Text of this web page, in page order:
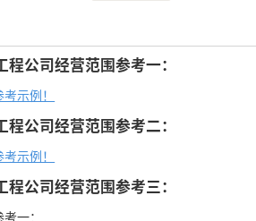
程公司经营范围参考一：
示例！
程公司经营范围参考二：
示例！
程公司经营范围参考三：
考一：